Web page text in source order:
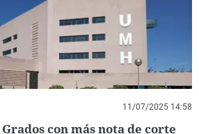
11/07/2025 14:58
con más nota de corte